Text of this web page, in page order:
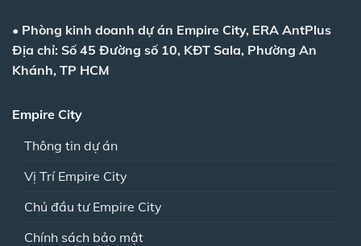
• Phòng kinh doanh dự án Empire City, ERA AntPlus
Địa chỉ: Số 45 Đường số 10, KĐT Sala, Phường An
Khánh, TP HCM
Empire City
Thông tin dự án
Vị Trí Empire City
Chủ đầu tư Empire City
Chính sách bảo mật